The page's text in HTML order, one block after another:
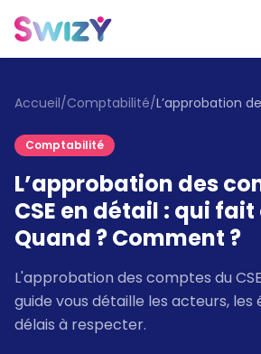
Accueil/Comptabilité/
Comptabilité
L’approbation des
CSE en détail : qui fait
Quand ? Comment ?
L'approbation des comptes du
guide vous détaille les acteurs,
délais à respecter.